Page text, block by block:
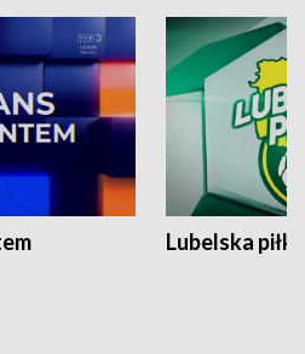
Lubelska piłka